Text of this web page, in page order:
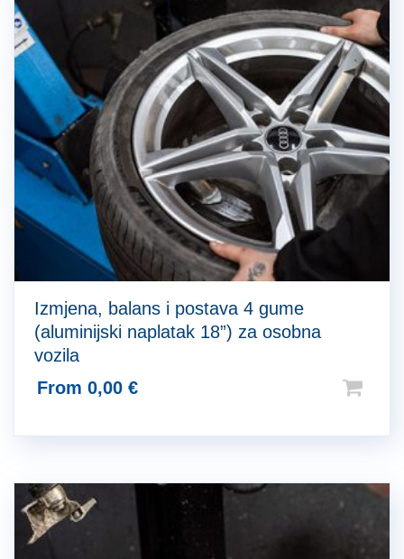
Izmjena, balans i postava 4 gume
(aluminijski naplatak 18”) za osobna
vozila
From 0,00 €